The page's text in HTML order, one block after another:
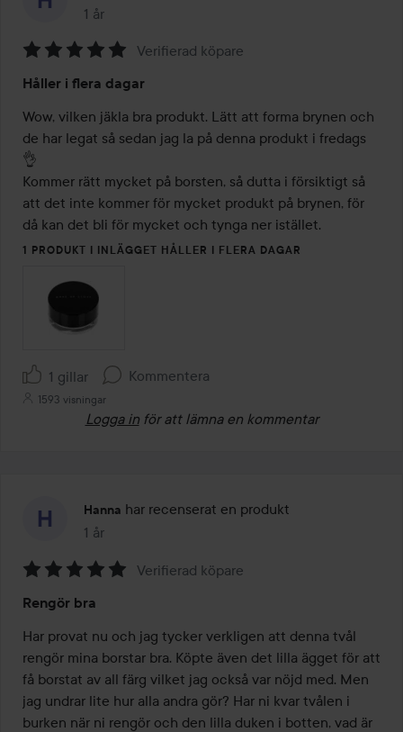
1 år
Inlägget skapades 1 år
5
av
5
Verifierad köpare
Håller i flera dagar
Wow, vilken jäkla bra produkt. Lätt att forma brynen och
de har legat så sedan jag la på denna produkt i fredags
👌
Kommer rätt mycket på borsten, så dutta i försiktigt så
att det inte kommer för mycket produkt på brynen, för
då kan det bli för mycket och tynga ner istället.
1 PRODUKT I INLÄGGET HÅLLER I FLERA DAGAR
1 gillar Kommentera
1593 visningar
Logga in för att lämna en kommentar
Hanna har recenserat en produkt
1 år
Inlägget skapades 1 år
5
av
5
Verifierad köpare
Rengör bra
Har provat nu och jag tycker verkligen att denna tvål
rengör mina borstar bra. Köpte även det lilla ägget för att
få borstat av all färg vilket jag också var nöjd med. Men
jag undrar lite hur alla andra gör? Har ni kvar tvålen i
burken när ni rengör och den lilla duken i botten, vad är